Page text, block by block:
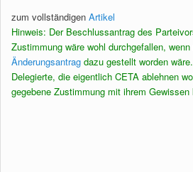
zum vollständigen Artikel
Hinweis: Der Beschlussantrag des
Zustimmung wäre wohl durchgefallen,
Änderungsantrag dazu gestellt worden
Delegierte, die eigentlich CETA ablehnen
gegebene Zustimmung mit ihrem Gewissen